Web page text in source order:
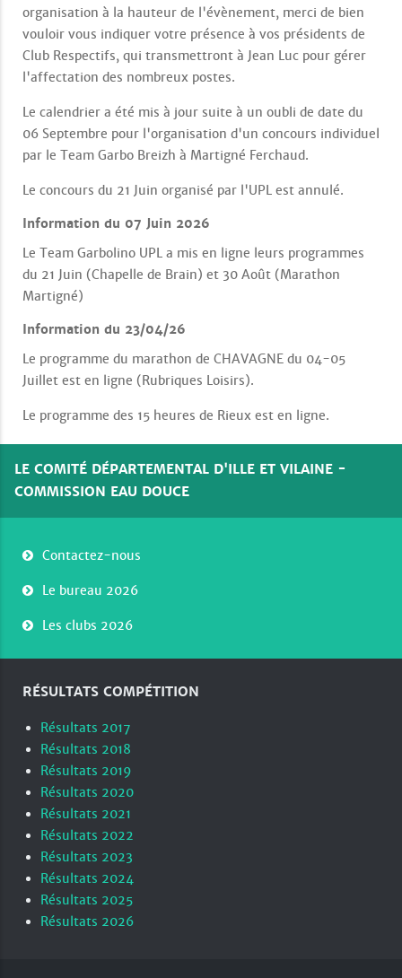
organisation à la hauteur de l'évènement, merci de bien
vouloir vous indiquer votre présence à vos présidents de
Club Respectifs, qui transmettront à Jean Luc pour gérer
l'affectation des nombreux postes.
Le calendrier a été mis à jour suite à un oubli de date du
06 Septembre pour l'organisation d'un concours individuel
par le Team Garbo Breizh à Martigné Ferchaud.
Le concours du 21 Juin organisé par l'UPL est annulé.
Information du 07 Juin 2026
Le Team Garbolino UPL a mis en ligne leurs programmes
du 21 Juin (Chapelle de Brain) et 30 Août (Marathon
Martigné)
Information du 23/04/26
Le programme du marathon de CHAVAGNE du 04-05
Juillet est en ligne (Rubriques Loisirs).
Le programme des 15 heures de Rieux est en ligne.
LE COMITÉ DÉPARTEMENTAL D'ILLE ET VILAINE -
COMMISSION EAU DOUCE
Contactez-nous
Le bureau 2026
Les clubs 2026
RÉSULTATS COMPÉTITION
Résultats 2017
Résultats 2018
Résultats 2019
Résultats 2020
Résultats 2021
Résultats 2022
Résultats 2023
Résultats 2024
Résultats 2025
Résultats 2026